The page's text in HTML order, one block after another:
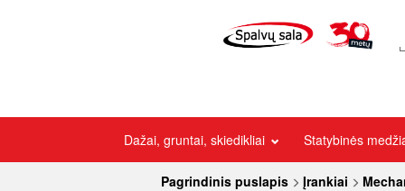
Dažai, gruntai, skiedikliai Statybinės
Pagrindinis puslapis Įrankiai